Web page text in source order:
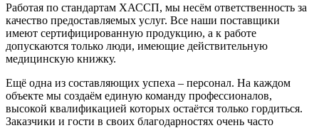
Работая по стандартам ХАССП, мы несём ответственность за
качество предоставляемых услуг. Все наши поставщики
имеют сертифицированную продукцию, а к работе
допускаются только люди, имеющие действительную
медицинскую книжку.
Ещё одна из составляющих успеха – персонал. На каждом
объекте мы создаём единую команду профессионалов,
высокой квалификацией которых остаётся только гордиться.
Заказчики и гости в своих благодарностях очень часто